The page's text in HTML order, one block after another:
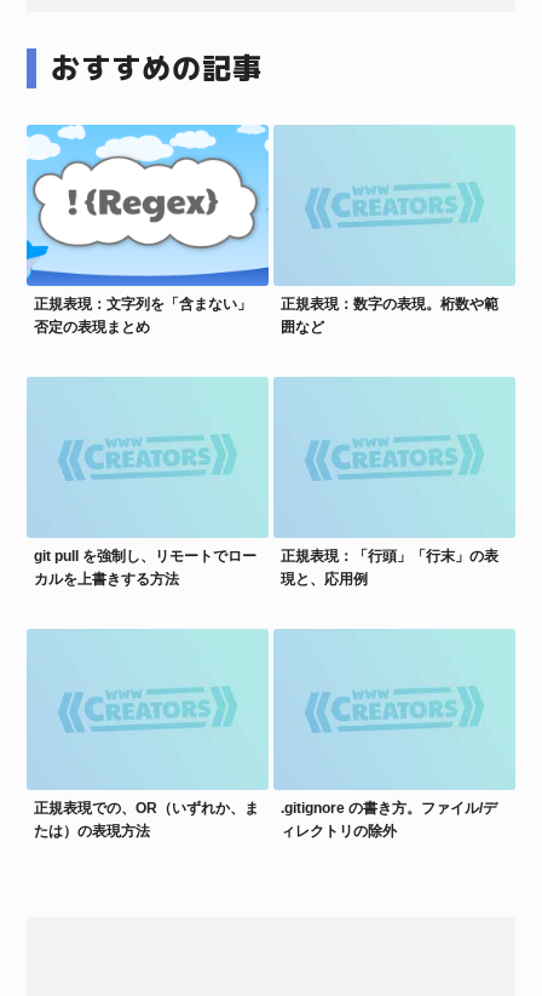
おすすめの記事
正規表現：文字列を「含まない」
否定の表現まとめ
正規表現：数字の表現。桁数や範
囲など
git pull を強制し、リモートでロー
カルを上書きする方法
正規表現：「行頭」「行末」の表
現と、応用例
正規表現での、OR（いずれか、ま
たは）の表現方法
.gitignore の書き方。ファイル/デ
ィレクトリの除外